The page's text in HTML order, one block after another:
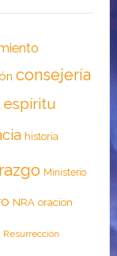
consejería
espíritu
historia
Ministerio
NRA oracion
Resurrección